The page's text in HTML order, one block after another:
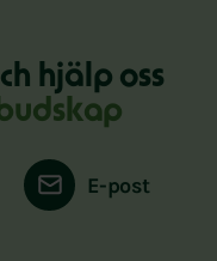
hjälp oss
E-post